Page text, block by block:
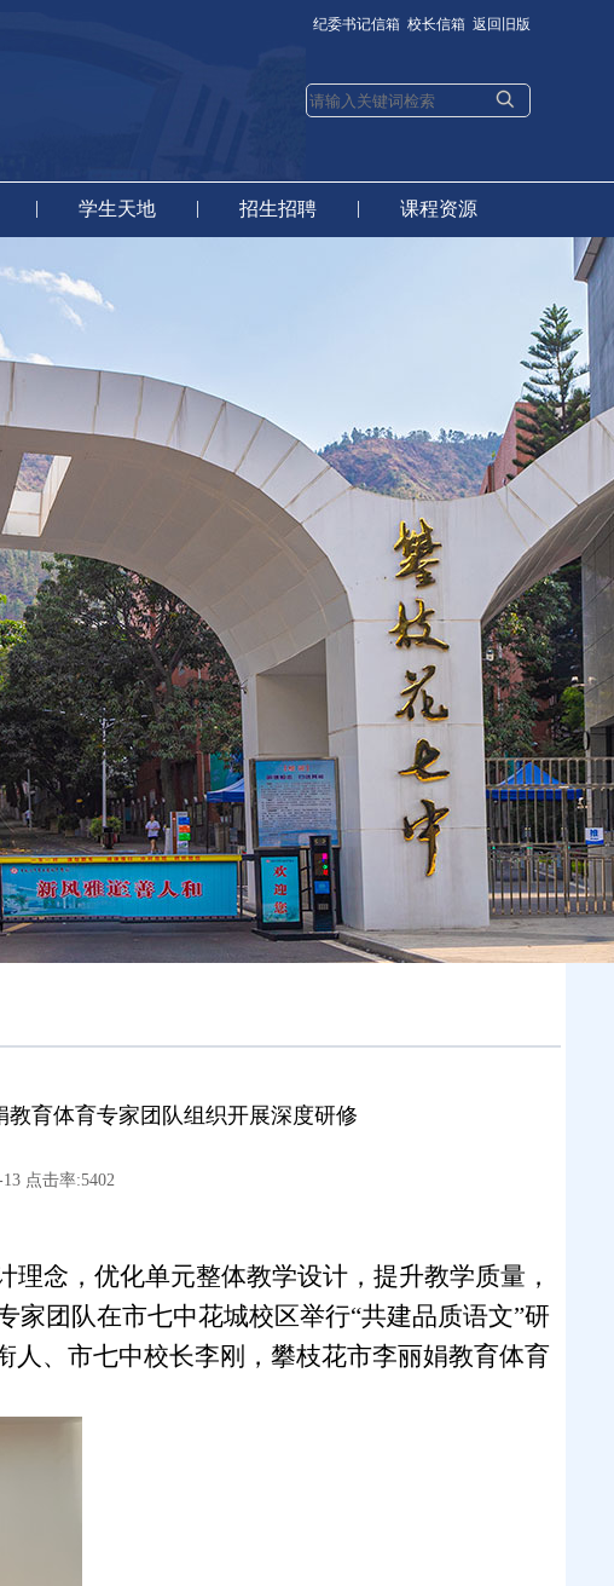
纪委书记信箱 校长信箱 返回旧版
| 学生天地 | 招生招聘 | 课程资源
育体育专家团队组织开展深度研修
点击率:5402
念，优化单元整体教学设计，提升教学质量，
家团队在市七中花城校区举行“共建品质语文”研
人、市七中校长李刚，攀枝花市李丽娟教育体育